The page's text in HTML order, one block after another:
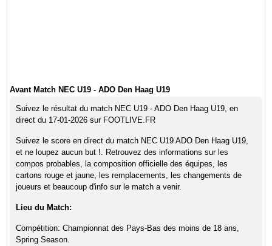
Avant Match NEC U19 - ADO Den Haag U19
Suivez le résultat du match NEC U19 - ADO Den Haag U19, en
direct du 17-01-2026 sur FOOTLIVE.FR
Suivez le score en direct du match NEC U19 ADO Den Haag U19,
et ne loupez aucun but !. Retrouvez des informations sur les
compos probables, la composition officielle des équipes, les
cartons rouge et jaune, les remplacements, les changements de
joueurs et beaucoup d'info sur le match a venir.
Lieu du Match:
Compétition: Championnat des Pays-Bas des moins de 18 ans,
Spring Season.